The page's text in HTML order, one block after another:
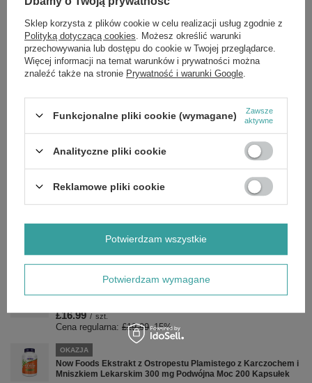
prawidłowego funkcjonowania organizmu.
Składniki:
Buzdyganek naziemny (Tribulus Terrestris) (Standaryzowany ekstrakt)
dwutlenek krzemu, sole magnezowe kwaśów tłuszczowych (źródło
Marka
Zobacz również
£16.99 / szt.
Cena regularna: £19.99 -15%
OKAZJA
Now Foods Ekstrakt z Ostropestu Plamistego z Karczochem i
Mniszkiem Lekarskim 300 mg Podwójna Moc 200 Kapsułek
Sklep korzysta z plików cookie w celu realizacji usług zgodnie z
Polityką dotyczącą cookies . Możesz określić warunki
przechowywania lub dostępu do cookie w Twojej przeglądarce.
Więcej informacji na temat warunków i prywatności można
znaleźć także na stronie Prywatność i warunki Google
Funkcjonalne pliki cookie (wymagane)
Zawsze
aktywne
Analityczne pliki cookie
Reklamowe pliki cookie
Potwierdzam wymagane
Potwierdzam wszystkie